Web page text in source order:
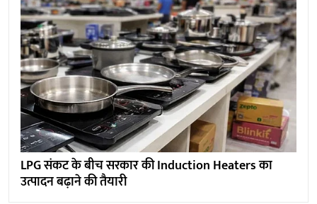
LPG संकट के बीच सरकार की Induction Heaters का
उत्पादन बढ़ाने की तैयारी